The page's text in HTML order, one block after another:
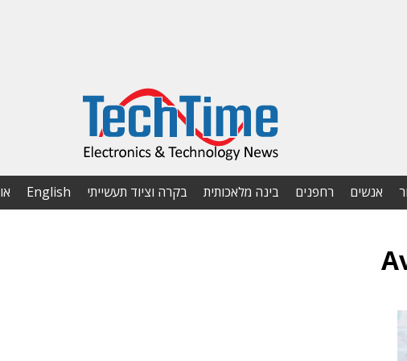
אנשים רחפנים בינה מלאכותית בקרה וציוד תעשייתי English